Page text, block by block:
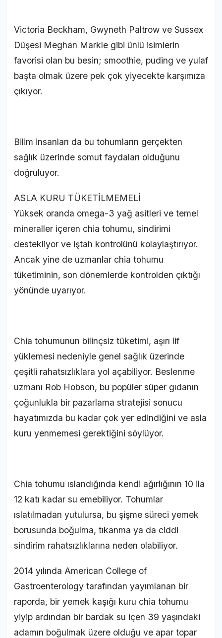
Victoria Beckham, Gwyneth Paltrow ve Sussex
Düşesi Meghan Markle gibi ünlü isimlerin
favorisi olan bu besin; smoothie, puding ve yulaf
başta olmak üzere pek çok yiyecekte karşımıza
çıkıyor.
Bilim insanları da bu tohumların gerçekten
sağlık üzerinde somut faydaları olduğunu
doğruluyor.
ASLA KURU TÜKETİLMEMELİ
Yüksek oranda omega-3 yağ asitleri ve temel
mineraller içeren chia tohumu, sindirimi
destekliyor ve iştah kontrolünü kolaylaştırıyor.
Ancak yine de uzmanlar chia tohumu
tüketiminin, son dönemlerde kontrolden çıktığı
yönünde uyarıyor.
Chia tohumunun bilinçsiz tüketimi, aşırı lif
yüklemesi nedeniyle genel sağlık üzerinde
çeşitli rahatsızlıklara yol açabiliyor. Beslenme
uzmanı Rob Hobson, bu popüler süper gıdanın
çoğunlukla bir pazarlama stratejisi sonucu
hayatımızda bu kadar çok yer edindiğini ve asla
kuru yenmemesi gerektiğini söylüyor.
Chia tohumu ıslandığında kendi ağırlığının 10 ila
12 katı kadar su emebiliyor. Tohumlar
ıslatılmadan yutulursa, bu şişme süreci yemek
borusunda boğulma, tıkanma ya da ciddi
sindirim rahatsızlıklarına neden olabiliyor.
2014 yılında American College of
Gastroenterology tarafından yayımlanan bir
raporda, bir yemek kaşığı kuru chia tohumu
yiyip ardından bir bardak su içen 39 yaşındaki
adamın boğulmak üzere olduğu ve apar topar